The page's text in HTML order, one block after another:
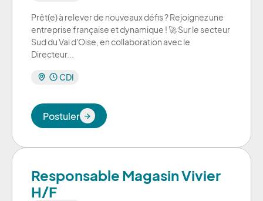
Prêt(e) à relever de nouveaux défis ? Rejoignez une
entreprise française et dynamique ! 🚀 Sur le secteur
Sud du Val d'Oise, en collaboration avec le
Directeur...
CDI
Postuler
Postuler
Responsable Magasin Vivier
H/F